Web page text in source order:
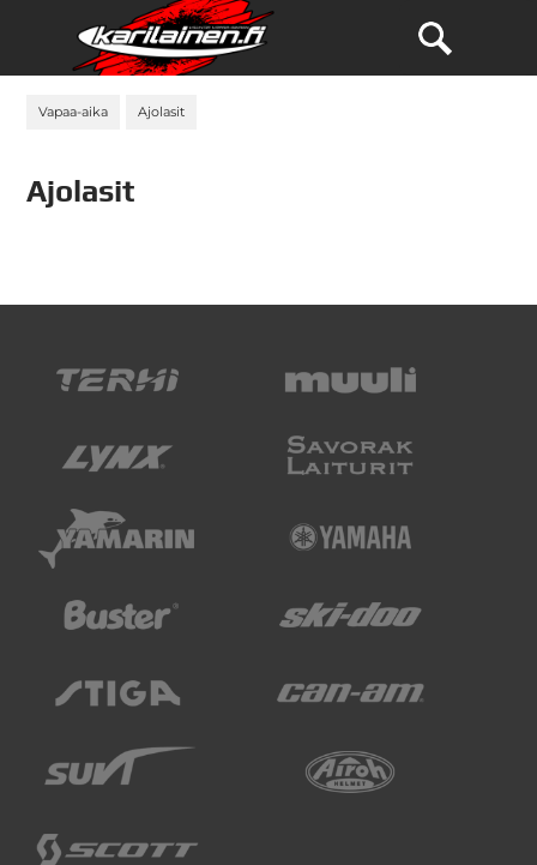
Vapaa-aika Ajolasit
Ajolasit